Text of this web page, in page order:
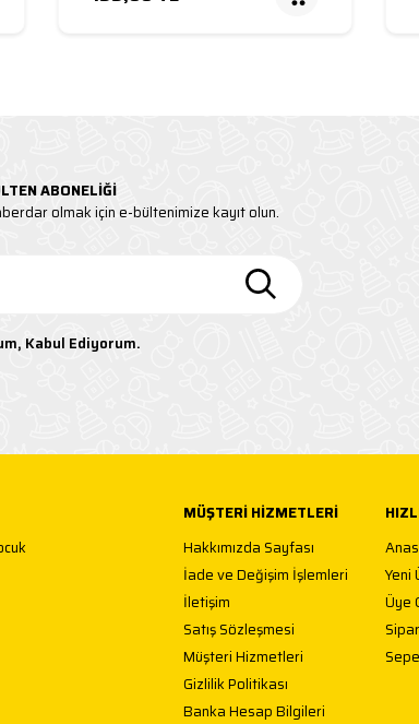
ABONELIĞI
olmak için e-bültenimize kayıt olun.
Kabul Ediyorum.
MÜŞTERI HIZMETLERI
Hakkımızda Sayfası
İade ve Değişim İşlemleri
İletişim
Satış Sözleşmesi
Müşteri Hizmetleri
Gizlilik Politikası
Banka Hesap Bilgileri
Yeni
Üye